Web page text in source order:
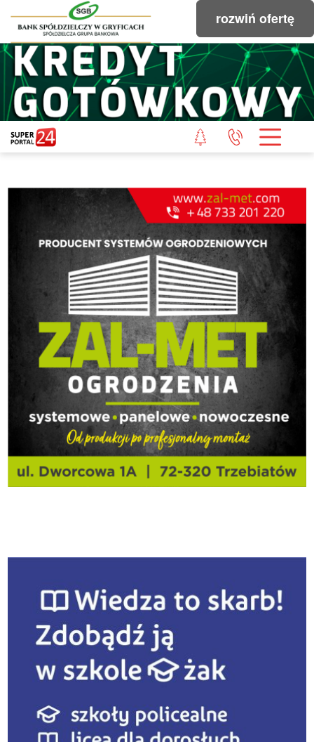
rozwiń ofertę
STRONA GŁÓWNA
POWIAT GRYFICKI
WIADOMOŚCI Z LASU
STUDIO SUPERPORTALU
KONTAKT
REDAKCJA
REGULAMIN